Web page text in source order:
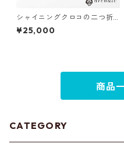
シャイニングクロコの二つ折
り財布
¥25,000
商品
CATEGORY